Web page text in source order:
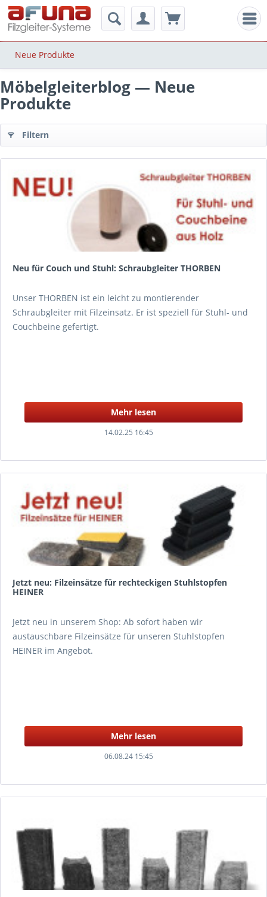
Neue Produkte
Möbelgleiterblog — Neue
Produkte
Filtern
Neu für Couch und Stuhl: Schraubgleiter THORBEN
Unser THORBEN ist ein leicht zu montierender
Schraubgleiter mit Filzeinsatz. Er ist speziell für Stuhl- und
Couchbeine gefertigt.
Mehr lesen
14.02.25 16:45
Jetzt neu: Filzeinsätze für rechteckigen Stuhlstopfen
HEINER
Jetzt neu in unserem Shop: Ab sofort haben wir
austauschbare Filzeinsätze für unseren Stuhlstopfen
HEINER im Angebot.
Mehr lesen
06.08.24 15:45